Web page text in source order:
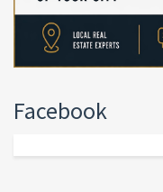
Facebook